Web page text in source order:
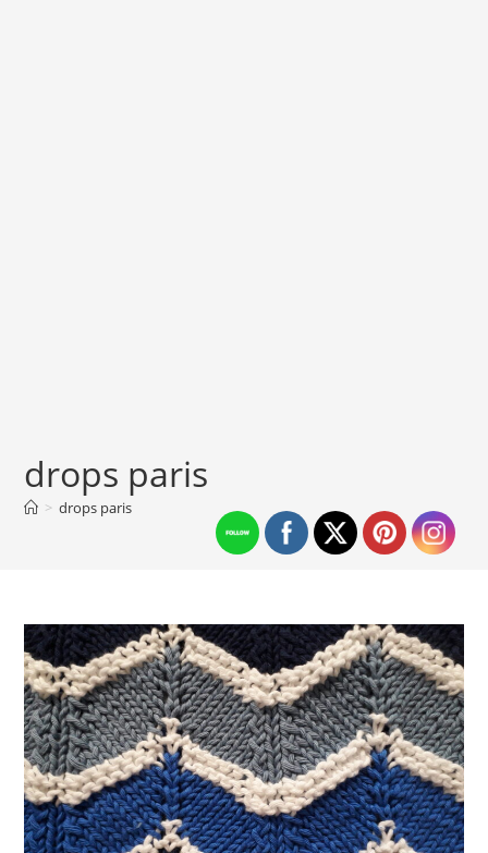
drops paris
> drops paris